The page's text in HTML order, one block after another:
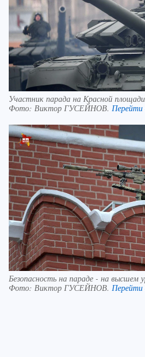
Участник парада на Красной площади
Фото: Виктор ГУСЕЙНОВ.
Безопасность на параде - на высшем
Фото: Виктор ГУСЕЙНОВ.